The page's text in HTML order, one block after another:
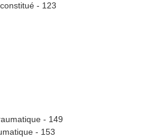
- 123
- 149
- 153